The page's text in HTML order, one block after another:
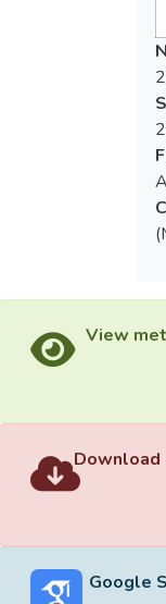
View
Download
Google